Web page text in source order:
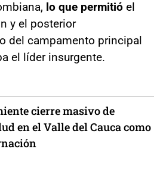
lo que permitió el
y el posterior
del campamento principal
el líder insurgente.
cierre masivo de
en el Valle del Cauca como